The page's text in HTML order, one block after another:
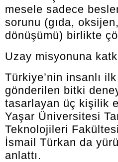
mesele sadece
sorunu (gıda,
dönüşümü) birlikte
Uzay misyonuna
Türkiye’nin insanlı
gönderilen bitki
tasarlayan üç kişilik
Yaşar Üniversitesi
Teknolojileri
İsmail Türkan da
anlattı.